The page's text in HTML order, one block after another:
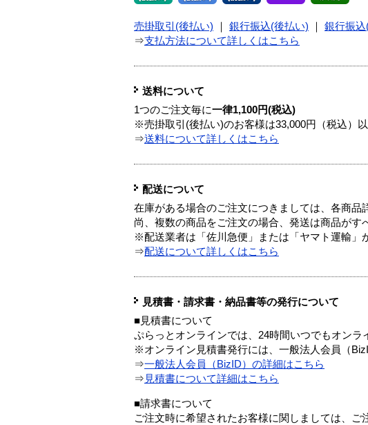
売掛取引(後払い) 銀行振込(後払い) 銀行振
⇒支払方法について詳しくはこちら
送料について
1つのご注文毎に一律1,100円(税込)
※売掛取引(後払い)のお客様は33,000円（税込）
⇒送料について詳しくはこちら
配送について
在庫がある場合のご注文につきましては、各商品
尚、複数の商品をご注文の場合、発送は商品がす
※配送業者は「佐川急便」または「ヤマト運輸」
⇒配送について詳しくはこちら
見積書・請求書・納品書等の発行について
■見積書について
ぷらっとオンラインでは、24時間いつでもオンラ
※オンライン見積書発行には、一般法人会員（
⇒一般法人会員（BizID）の詳細はこちら
⇒ 見積書について詳細はこちら
■請求書について
ご注文時に希望されたお客様に関しましては、ご